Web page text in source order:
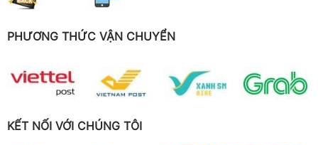
PHƯƠNG THỨC VẬN CHUYỂN
KẾT NỐI VỚI CHÚNG TÔI